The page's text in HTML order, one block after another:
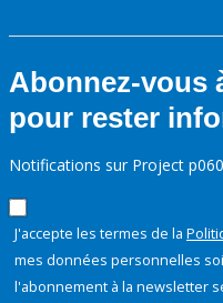
Abonnez-vous
pour rester
Notifications sur Project
J'accepte les termes de la
mes données personnelles
l'abonnement à la newsletter